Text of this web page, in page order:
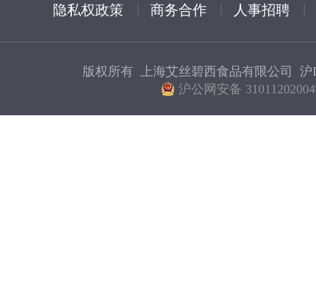
隐私权政策 商务合作 人事招聘
版权所有 上海艾丝碧西食品有限公司 沪
沪公网安备